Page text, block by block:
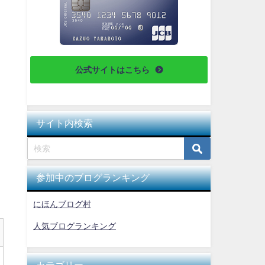
公式サイトはこちら
サイト内検索
参加中のブログランキング
にほんブログ村
人気ブログランキング